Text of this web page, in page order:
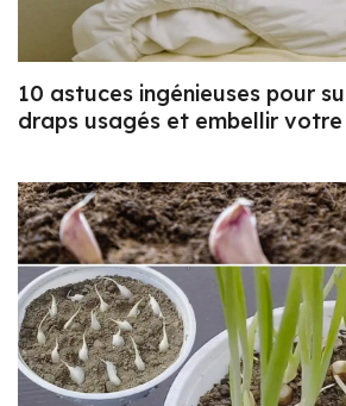
10 astuces ingénieuses pour
draps usagés et embellir